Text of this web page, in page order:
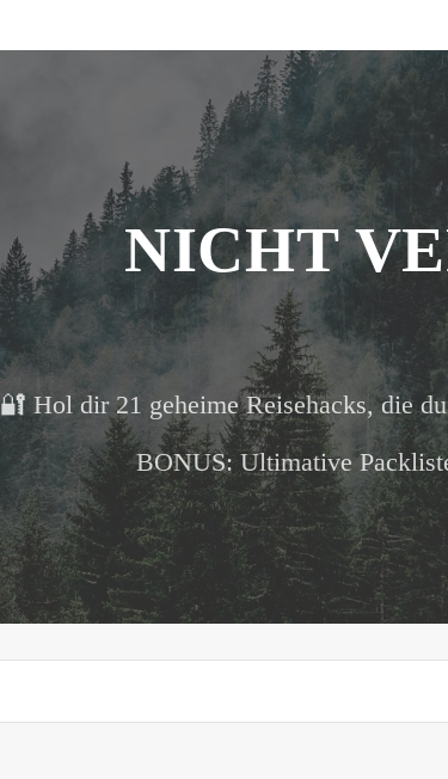
NICHT
🔐 Hol dir 21 geheime Reisehacks, die
BONUS: Ultimative